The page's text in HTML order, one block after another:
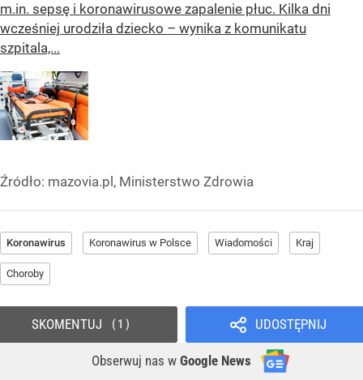
m.in. sepsę i koronawirusowe zapalenie płuc. Kilka dni
wcześniej urodziła dziecko – wynika z komunikatu
szpitala,...
Źródło: mazovia.pl, Ministerstwo Zdrowia
Koronawirus Koronawirus w Polsce Wiadomości Kraj
Choroby
UDOSTĘPNIJ
Obserwuj nas w Google News
SKOMENTUJ 1